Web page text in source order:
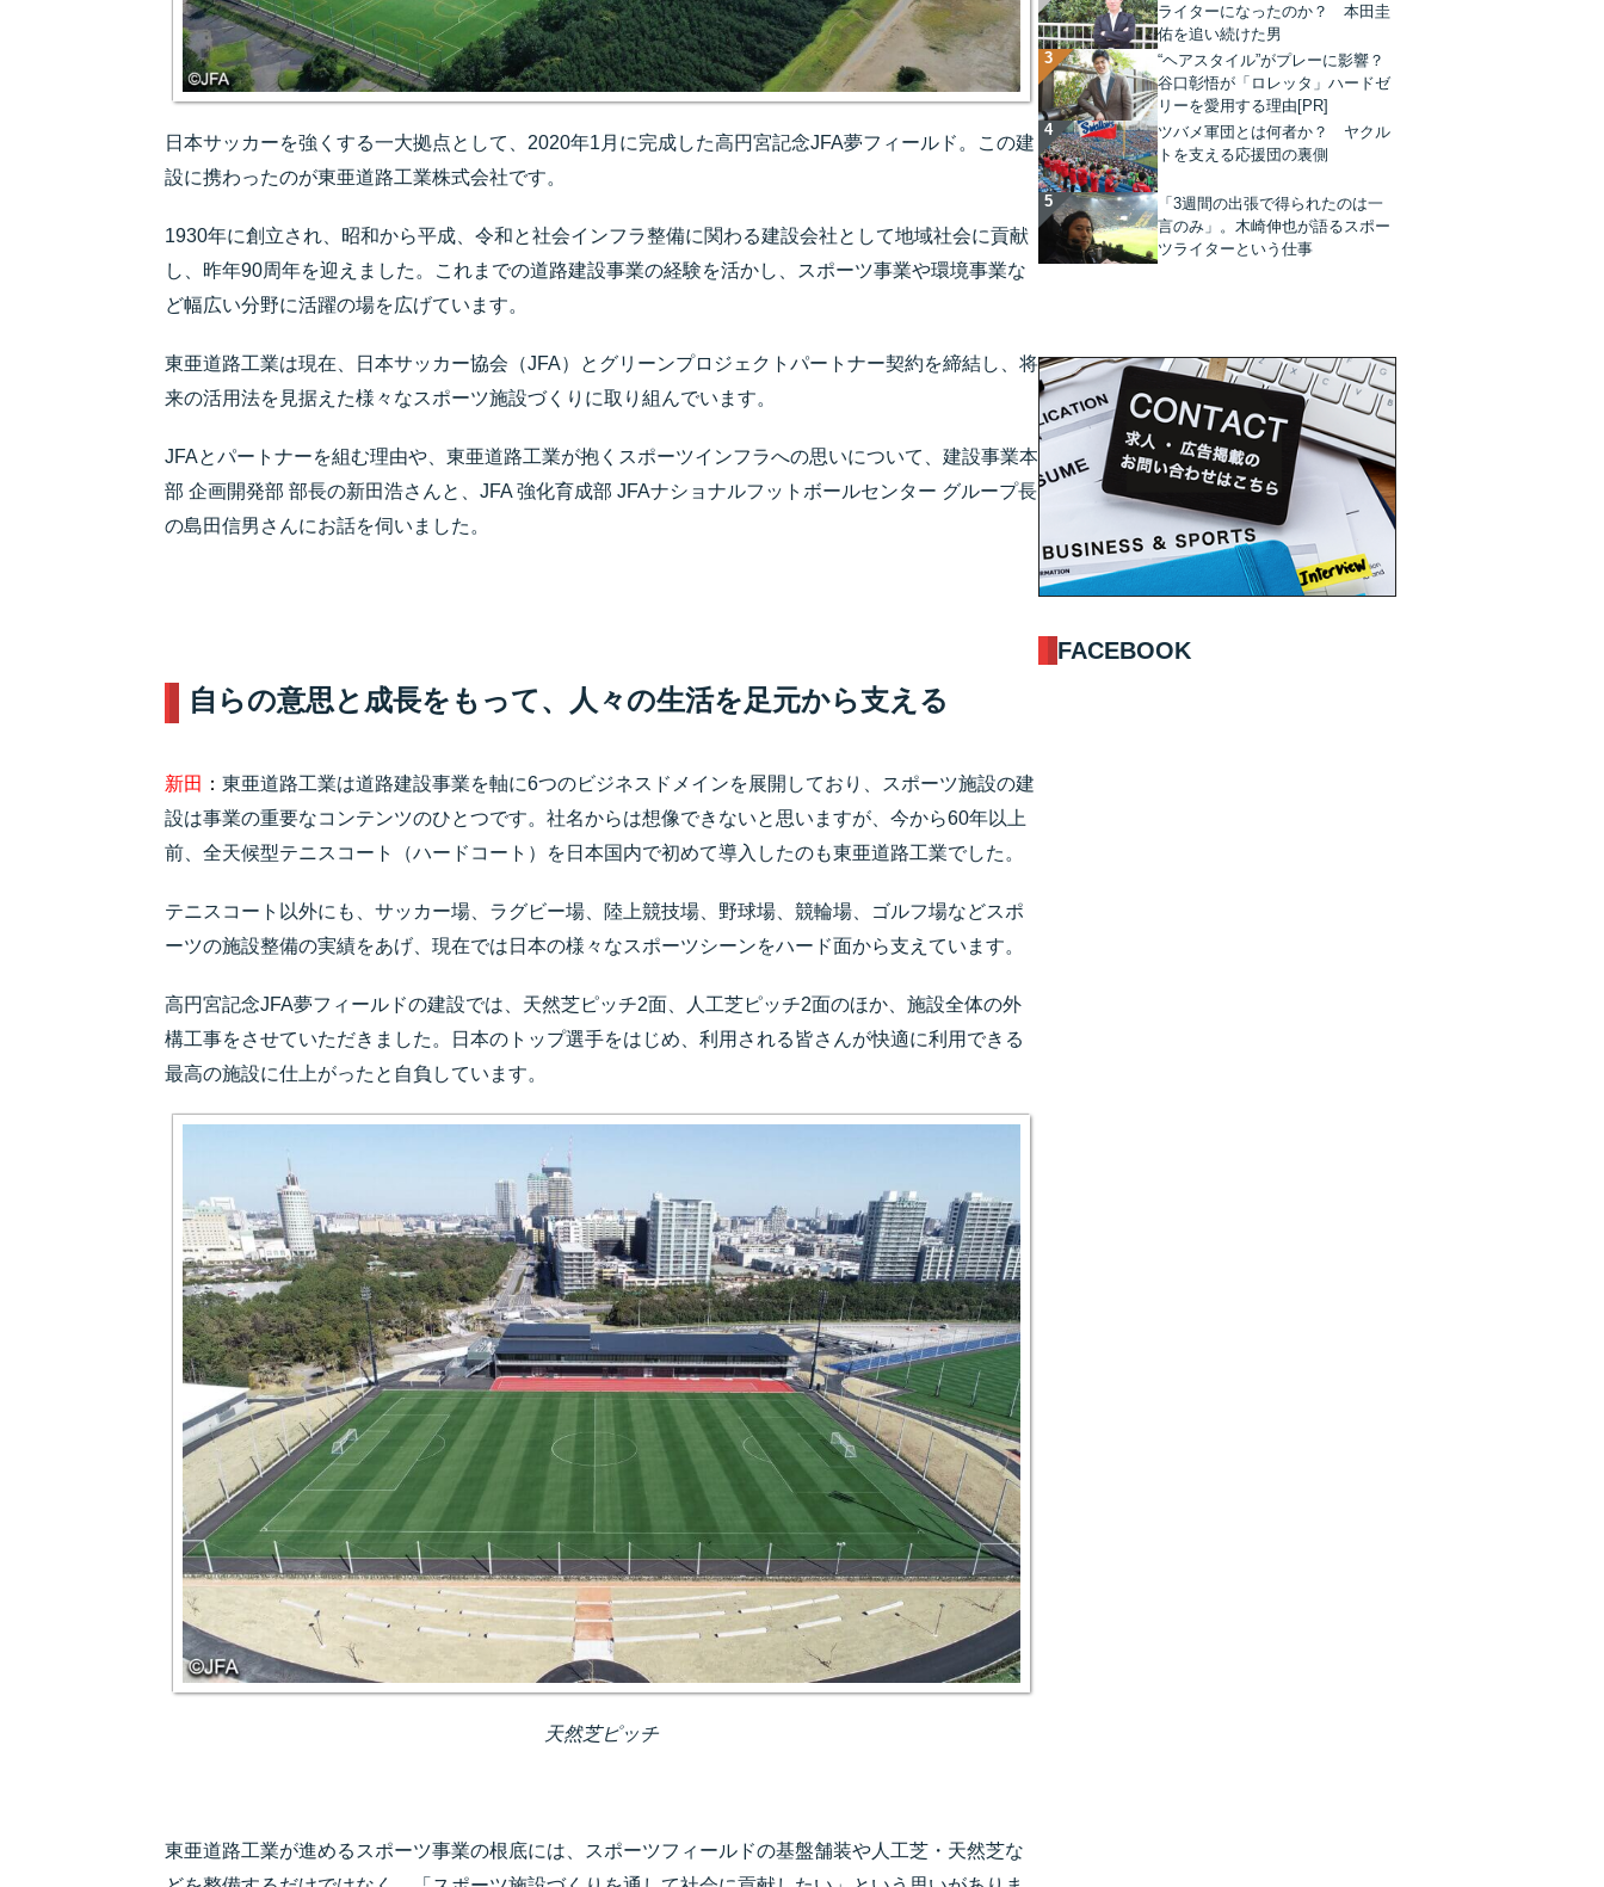
日本サッカーを強くする一大拠点として、2020年1月に完成した高円宮記念JFA夢フィールド。この建
設に携わったのが東亜道路工業株式会社です。
1930年に創立され、昭和から平成、令和と社会インフラ整備に関わる建設会社として地域社会に貢献
し、昨年90周年を迎えました。これまでの道路建設事業の経験を活かし、スポーツ事業や環境事業な
ど幅広い分野に活躍の場を広げています。
東亜道路工業は現在、日本サッカー協会（JFA）とグリーンプロジェクトパートナー契約を締結し、将
来の活用法を見据えた様々なスポーツ施設づくりに取り組んでいます。
JFAとパートナーを組む理由や、東亜道路工業が抱くスポーツインフラへの思いについて、建設事業本
部 企画開発部 部長の新田浩さんと、JFA 強化育成部 JFAナショナルフットボールセンター グループ長
の島田信男さんにお話を伺いました。
自らの意思と成長をもって、人々の生活を足元から支える
新田 ： 東亜道路工業は道路建設事業を軸に6つのビジネスドメインを展開しており、スポーツ施設の建
設は事業の重要なコンテンツのひとつです。社名からは想像できないと思いますが、今から60年以上
前、全天候型テニスコート（ハードコート）を日本国内で初めて導入したのも東亜道路工業でした。
テニスコート以外にも、サッカー場、ラグビー場、陸上競技場、野球場、競輪場、ゴルフ場などスポ
ーツの施設整備の実績をあげ、現在では日本の様々なスポーツシーンをハード面から支えています。
高円宮記念JFA夢フィールドの建設では、天然芝ピッチ2面、人工芝ピッチ2面のほか、施設全体の外
構工事をさせていただきました。日本のトップ選手をはじめ、利用される皆さんが快適に利用できる
最高の施設に仕上がったと自負しています。
天然芝ピッチ
東亜道路工業が進めるスポーツ事業の根底には、スポーツフィールドの基盤舗装や人工芝・天然芝な
ライターになったのか？ 本田圭
佑を追い続けた男
“ヘアスタイル”がプレーに影響？
谷口彰悟が「ロレッタ」ハードゼ
リーを愛用する理由[PR]
ツバメ軍団とは何者か？ ヤクル
トを支える応援団の裏側
「3週間の出張で得られたのは一
言のみ」。木崎伸也が語るスポー
ツライターという仕事
FACEBOOK